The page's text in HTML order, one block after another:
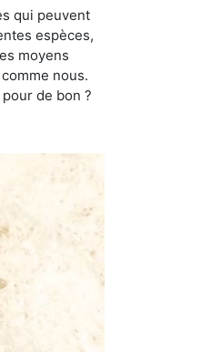
qui peuvent
espèces,
moyens
comme nous.
de bon ?